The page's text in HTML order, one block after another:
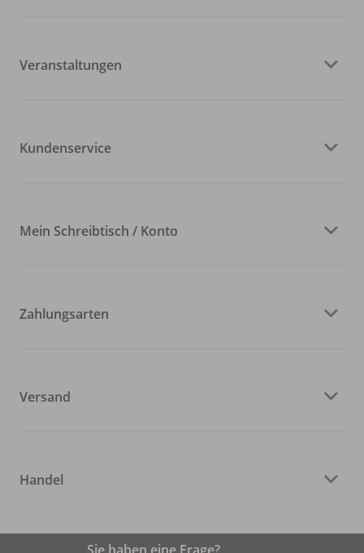
Veranstaltungen
Kundenservice
Mein Schreibtisch / Konto
Zahlungsarten
Versand
Handel
Sie haben eine Frage?